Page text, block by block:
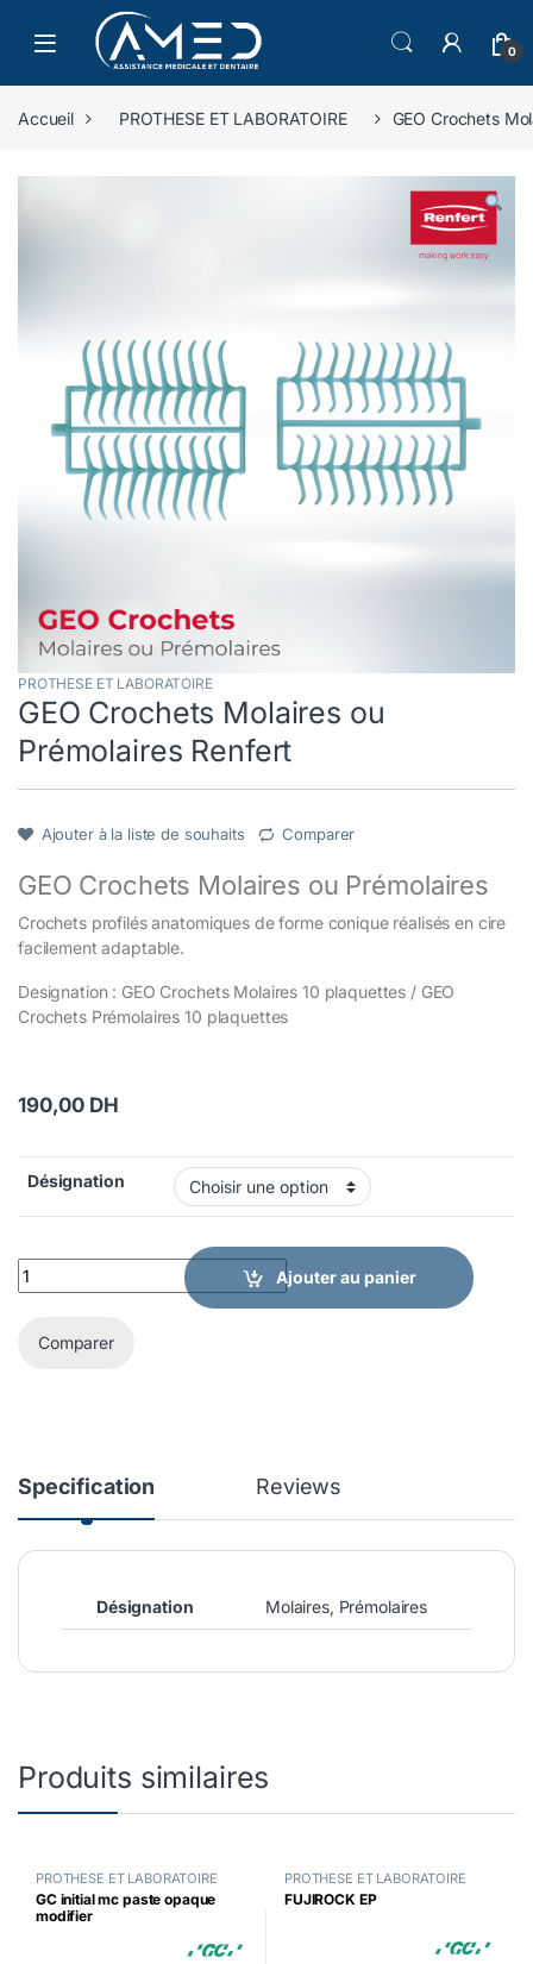
Skip to navigation
Skip to content
0
Accueil PROTHESE ET LABORATOIRE GEO Crochets
PROTHESE ET LABORATOIRE
GEO Crochets Molaires ou
Prémolaires Renfert
Ajouter à la liste de souhaits Comparer
GEO Crochets Molaires ou Prémolaires
Crochets profilés anatomiques de forme conique réalisés en cire
facilement adaptable.
Designation : GEO Crochets Molaires 10 plaquettes / GEO
Crochets Prémolaires 10 plaquettes
190,00 DH
Désignation
GEO Crochets Molaires ou Prémolaires Renfert quantity
Ajouter au panier
Comparer
Specification Reviews
Désignation Molaires, Prémolaires
Produits similaires
PROTHESE ET LABORATOIRE
GC initial mc paste opaque
modifier
PROTHESE ET LABORATOIRE
FUJIROCK EP